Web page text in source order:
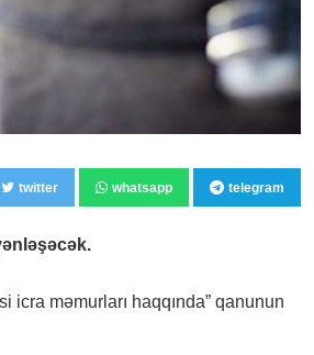
twitter whatsapp telegram
məmurları haqqında” qanunun